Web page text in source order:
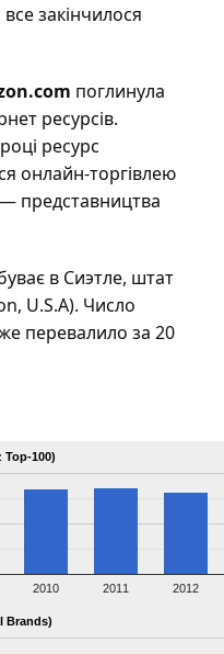
закінчилося
поглинула
ресурсів.
ресурс
онлайн-торгівлею
— представництва
в Сиэтле, штат
U.S.A). Число
перевалило за 20
Top-100)
2010 2011 2012
Brands)